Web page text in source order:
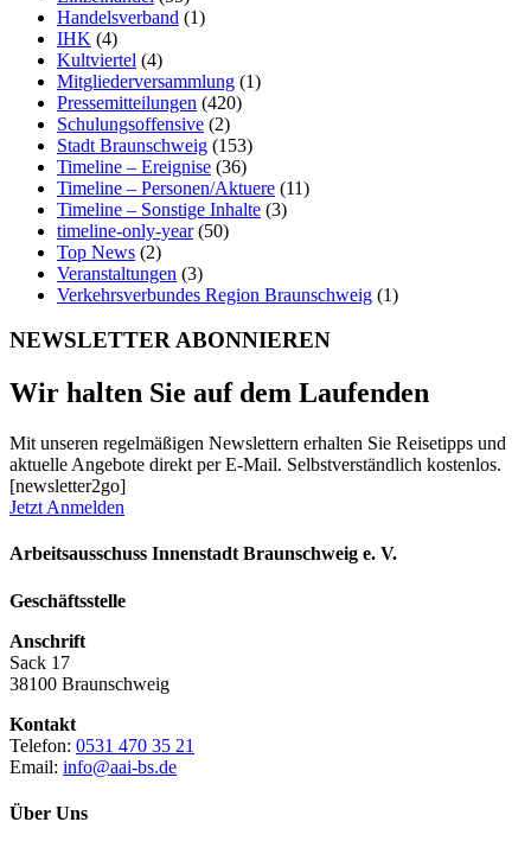
Handelsverband (1)
IHK (4)
Kultviertel (4)
Mitgliederversammlung (1)
Pressemitteilungen (420)
Schulungsoffensive (2)
Stadt Braunschweig (153)
Timeline – Ereignise (36)
Timeline – Personen/Aktuere (11)
Timeline – Sonstige Inhalte (3)
timeline-only-year(50)
Top News (2)
Veranstaltungen (3)
Verkehrsverbundes Region Braunschweig (1)
NEWSLETTER ABONNIEREN
Wir halten Sie auf dem Laufenden
Mit unseren regelmäßigen Newslettern erhalten Sie Reisetipps und
aktuelle Angebote direkt per E-Mail. Selbstverständlich kostenlos.
[newsletter2go]
Jetzt Anmelden
Arbeitsausschuss Innenstadt Braunschweig e. V.
Geschäftsstelle
Anschrift
Sack 17
38100 Braunschweig
Kontakt
Telefon: 0531 470 35 21
Email: info@aai-bs.de
Über Uns